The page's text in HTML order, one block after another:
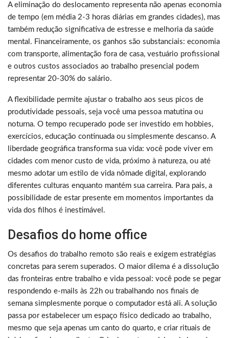
A eliminação do deslocamento representa não apenas economia
de tempo (em média 2-3 horas diárias em grandes cidades), mas
também redução significativa de estresse e melhoria da saúde
mental. Financeiramente, os ganhos são substanciais: economia
com transporte, alimentação fora de casa, vestuário profissional
e outros custos associados ao trabalho presencial podem
representar 20-30% do salário.
A flexibilidade permite ajustar o trabalho aos seus picos de
produtividade pessoais, seja você uma pessoa matutina ou
noturna. O tempo recuperado pode ser investido em hobbies,
exercícios, educação continuada ou simplesmente descanso. A
liberdade geográfica transforma sua vida: você pode viver em
cidades com menor custo de vida, próximo à natureza, ou até
mesmo adotar um estilo de vida nômade digital, explorando
diferentes culturas enquanto mantém sua carreira. Para pais, a
possibilidade de estar presente em momentos importantes da
vida dos filhos é inestimável.
Desafios do home office
Os desafios do trabalho remoto são reais e exigem estratégias
concretas para serem superados. O maior dilema é a dissolução
das fronteiras entre trabalho e vida pessoal: você pode se pegar
respondendo e-mails às 22h ou trabalhando nos finais de
semana simplesmente porque o computador está ali. A solução
passa por estabelecer um espaço físico dedicado ao trabalho,
mesmo que seja apenas um canto do quarto, e criar rituais de